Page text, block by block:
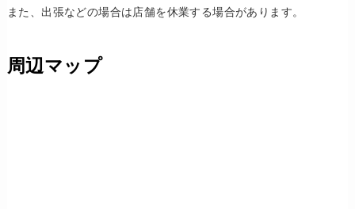
また、出張などの場合は店舗を休業する場合があります。
周辺マップ